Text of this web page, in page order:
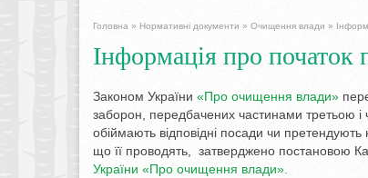
Головна » Нормативні документи » Очищення влади »
Інформація про початок
Законом України «Про очищення влади»
заборон, передбачених частинами третьою
обіймають відповідні посади чи
що її проводять, затверджено постановою
України «Про очищення влади».